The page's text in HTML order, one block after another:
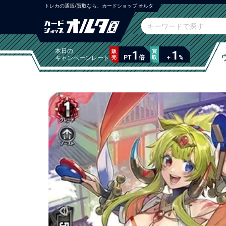
トレカの通販/買取なら、カードショップ オルタ
本日の
キャンペーンレート
販
売
PT1 倍
買
取
＋ 1 %